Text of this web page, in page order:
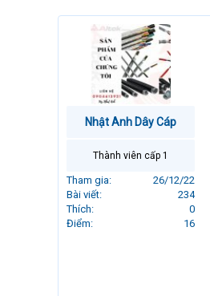
r
à
y
g
ử
i
Nhật Anh Dây Cáp
Thành viên cấp 1
Tham gia
26/12/22
Bài viết
234
Thích
0
Điểm
16